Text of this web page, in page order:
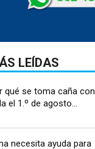
LEÍDAS
qué se toma caña con
el 1.º de agosto...
necesita ayuda para